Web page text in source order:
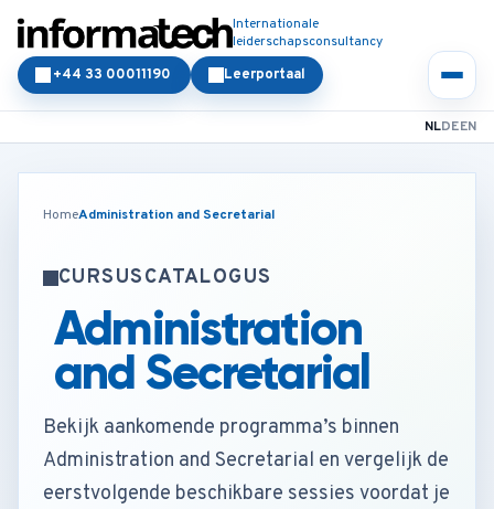
Internationale
leiderschapsconsultancy
Leerportaal
+44 33 00011190
NLDEEN
HomeAdministration and Secretarial
CURSUSCATALOGUS
Administration
and Secretarial
Bekijk aankomende programma’s binnen
Administration and Secretarial en vergelijk de
eerstvolgende beschikbare sessies voordat je